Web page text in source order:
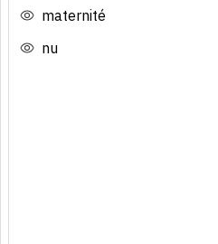
maternité
nu